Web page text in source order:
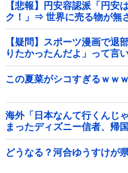
【悲報】円安容認派「円安
ク！」⇒ 世界に売る物が無
敗・・・
【疑問】スポーツ漫画で退
りたかったんだよ」って言
この夏菜がシコすぎるｗｗ
海外「日本なんて行くんじ
まったディズニー信者、帰
どうなる？河合ゆうすけが